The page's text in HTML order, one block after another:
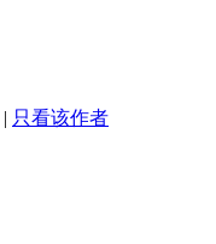
| 只看该作者